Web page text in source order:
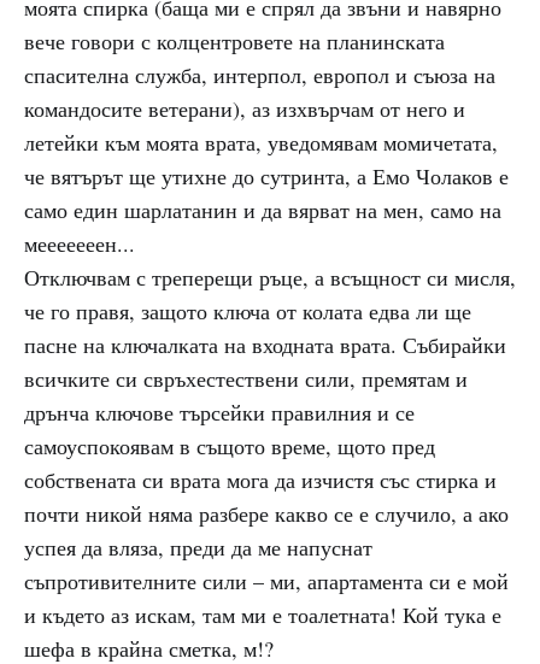
моята спирка (баща ми е спрял да звъни и навярно
вече говори с колцентровете на планинската
спасителна служба, интерпол, европол и съюза на
командосите ветерани), аз изхвърчам от него и
летейки към моята врата, уведомявам момичетата,
че вятърът ще утихне до сутринта, а Емо Чолаков е
само един шарлатанин и да вярват на мен, само на
мееееееен...
Отключвам с треперещи ръце, а всъщност си мисля,
че го правя, защото ключа от колата едва ли ще
пасне на ключалката на входната врата. Събирайки
всичките си свръхестествени сили, премятам и
дрънча ключове търсейки правилния и се
самоуспокоявам в същото време, щото пред
собствената си врата мога да изчистя със стирка и
почти никой няма разбере какво се е случило, а ако
успея да вляза, преди да ме напуснат
съпротивителните сили – ми, апартамента си е мой
и където аз искам, там ми е тоалетната! Кой тука е
шефа в крайна сметка, м!?